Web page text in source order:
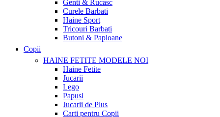
Genti & Rucasc
Curele Barbati
Haine Sport
Tricouri Barbati
Butoni & Papioane
Copii
HAINE FETITE MODELE NOI
Haine Fetite
Jucarii
Lego
Papusi
Jucarii de Plus
Carti pentru Copii